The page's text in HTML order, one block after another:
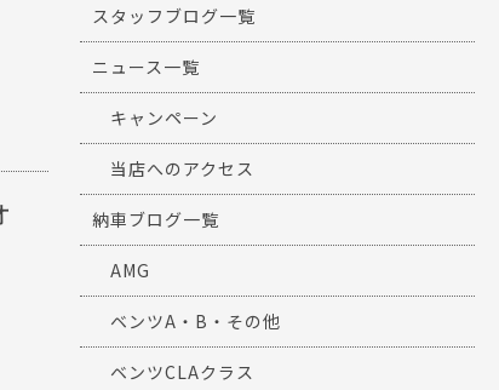
スタッフブログ一覧
ニュース一覧
キャンペーン
当店へのアクセス
納車ブログ一覧
AMG
ベンツA・B・その他
ベンツCLAクラス